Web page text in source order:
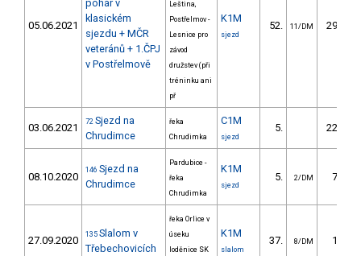
05.06.2021
pohár v
klasickém
sjezdu + MČR
veteránů + 1.ČPJ
v Postřelmově
Leština,
Postřelmov -
Lesnice pro
závod
družstev (při
tréninku ani
př
K1M
sjezd
52. 11/DM 296.65
03.06.2021 72 Sjezd na
Chrudimce
řeka
Chrudimka
C1M
sjezd
5. 222.04
08.10.2020
146 Sjezd na
Chrudimce
Pardubice -
řeka
Chrudimka
K1M
sjezd
5. 2/DM 78.03
27.09.2020 135 Slalom v
Třebechovicích
řeka Orlice v
úseku
loděnice SK
K1M
slalom
37. 8/DM 12.92